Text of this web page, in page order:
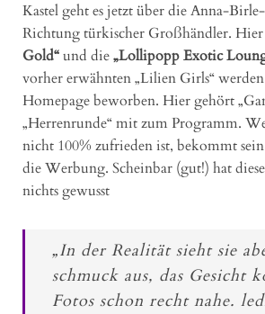
Kastel geht es jetzt über die Anna-
Richtung türkischer Großhändler. Hier
Gold“und die„Lollipopp Exotic
vorher erwähnten „Lilien Girls“
Homepage beworben. Hier gehört
„Herrenrunde“ mit zum Programm.
nicht 100% zufrieden ist, bekommt
die Werbung. Scheinbar (gut!) hat
nichts gewusst
„In der Realität sieht sie
schmuck aus, das Gesicht
Fotos schon recht nahe.